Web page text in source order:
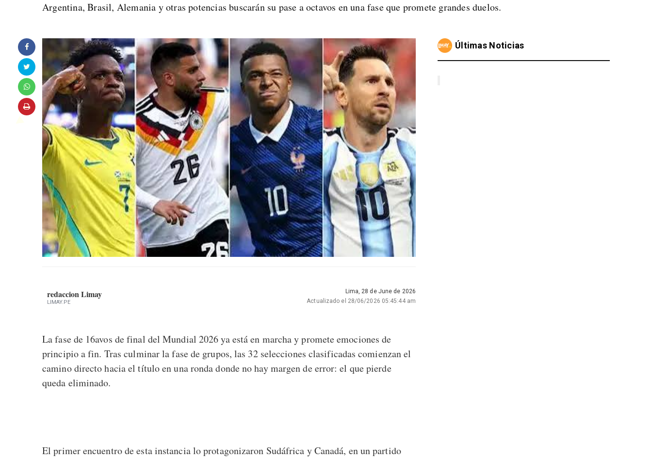
Argentina, Brasil, Alemania y otras potencias buscarán su pase a octavos en una fase que promete grandes duelos.
redaccion Limay
LIMAY.PE
Lima, 28 de June de 2026
Actualizado el 28/06/2026 05:45:44 am
La fase de 16avos de final del Mundial 2026 ya está en marcha y promete emociones de
principio a fin. Tras culminar la fase de grupos, las 32 selecciones clasificadas comienzan el
camino directo hacia el título en una ronda donde no hay margen de error: el que pierde
queda eliminado.
El primer encuentro de esta instancia lo protagonizaron Sudáfrica y Canadá, en un partido
Últimas Noticias